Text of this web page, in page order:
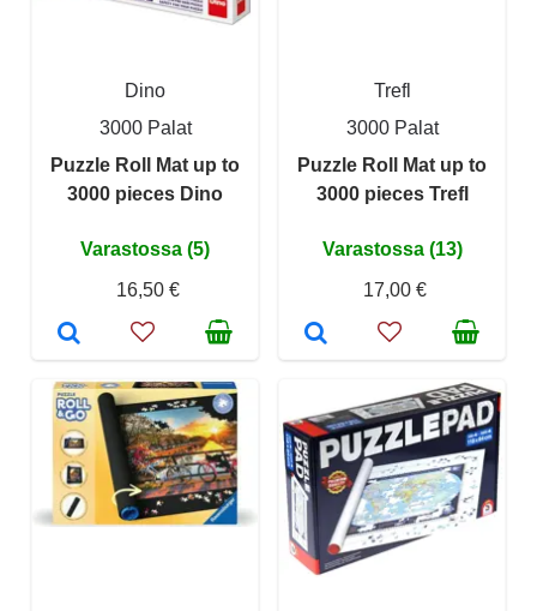
Dino
3000 Palat
Puzzle Roll Mat up to
3000 pieces Dino
Varastossa (5)
16,50 €
Trefl
3000 Palat
Puzzle Roll Mat up to
3000 pieces Trefl
Varastossa (13)
17,00 €